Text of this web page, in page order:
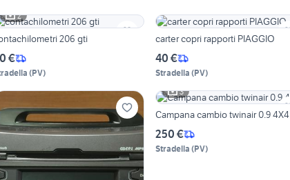
2
206 gti
€
(PV)
carter copri rapporti PIAGGIO
40 €
Stradella (PV)
3
Campana cambio twinair 0.9 4X4
250 €
Stradella (PV)